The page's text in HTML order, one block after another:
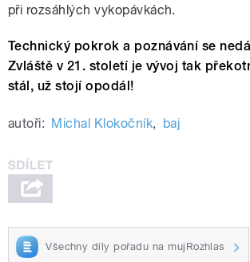
při rozsáhlých vykopávkách.
Technický pokrok a poznávání se
Zvláště v 21. století je vývoj tak
stál, už stojí opodál!
autoři: Michal Klokočník, baj
Všechny díly pořadu na mujRozhlas